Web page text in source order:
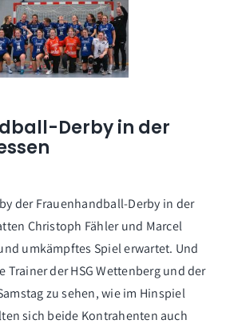
Derby in der
der Frauenhandball-Derby in der
Christoph Fähler und Marcel
umkämpftes Spiel erwartet. Und
Trainer der HSG Wettenberg und der
zu sehen, wie im Hinspiel
sich beide Kontrahenten auch